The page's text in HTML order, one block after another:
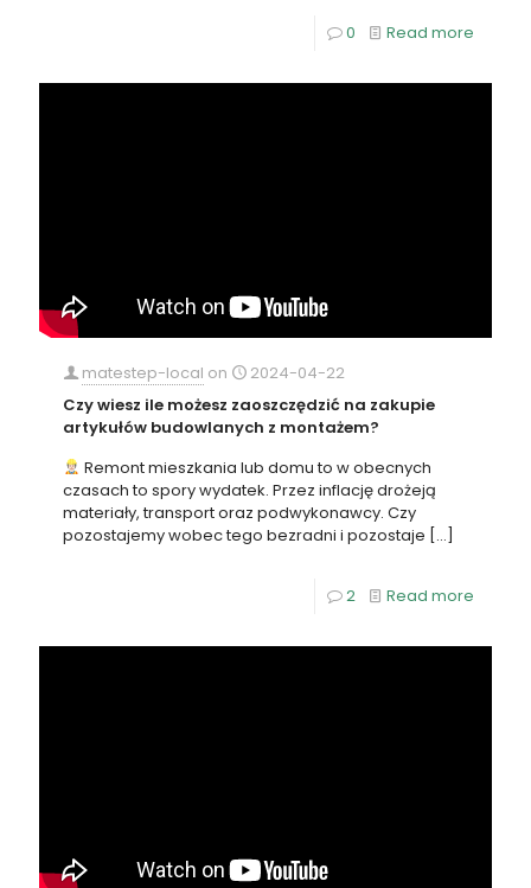
0 Read more
matestep-local on
2024-04-22
Czy wiesz ile możesz zaoszczędzić na zakupie
artykułów budowlanych z montażem?
Remont mieszkania lub domu to w obecnych
czasach to spory wydatek. Przez inflację drożeją
materiały, transport oraz podwykonawcy. Czy
pozostajemy wobec tego bezradni i pozostaje […]
2 Read more